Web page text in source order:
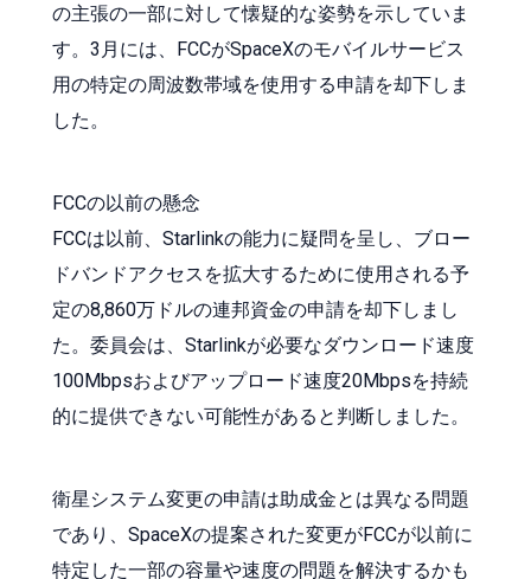
の主張の一部に対して懐疑的な姿勢を示していま
す。3月には、FCCがSpaceXのモバイルサービス
用の特定の周波数帯域を使用する申請を却下しま
した。
FCCの以前の懸念
FCCは以前、Starlinkの能力に疑問を呈し、ブロー
ドバンドアクセスを拡大するために使用される予
定の8,860万ドルの連邦資金の申請を却下しまし
た。委員会は、Starlinkが必要なダウンロード速度
100Mbpsおよびアップロード速度20Mbpsを持続
的に提供できない可能性があると判断しました。
衛星システム変更の申請は助成金とは異なる問題
であり、SpaceXの提案された変更がFCCが以前に
特定した一部の容量や速度の問題を解決するかも